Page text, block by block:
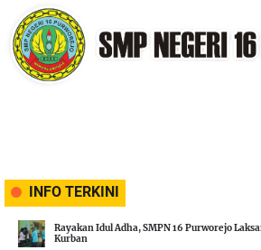
the
content
INFO TERKINI
Rayakan Idul Adha, SMPN 16 Purworejo
Kurban